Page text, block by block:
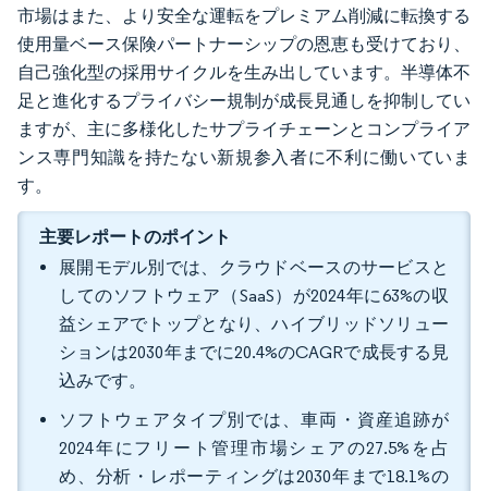
市場はまた、より安全な運転をプレミアム削減に転換する
使用量ベース保険パートナーシップの恩恵も受けており、
自己強化型の採用サイクルを生み出しています。半導体不
足と進化するプライバシー規制が成長見通しを抑制してい
ますが、主に多様化したサプライチェーンとコンプライア
ンス専門知識を持たない新規参入者に不利に働いていま
す。
主要レポートのポイント
展開モデル別では、クラウドベースのサービスと
してのソフトウェア（SaaS）が2024年に63%の収
益シェアでトップとなり、ハイブリッドソリュー
ションは2030年までに20.4%のCAGRで成長する見
込みです。
ソフトウェアタイプ別では、車両・資産追跡が
2024年にフリート管理市場シェアの27.5%を占
め、分析・レポーティングは2030年まで18.1%の